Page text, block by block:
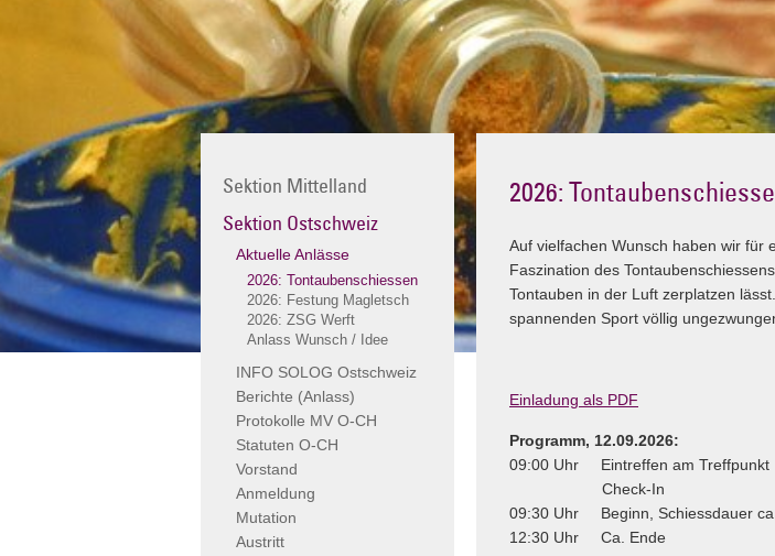
Sektion Mittelland
Sektion Ostschweiz
Aktuelle Anlässe
2026: Tontaubenschiessen
2026: Festung Magletsch
2026: ZSG Werft
Anlass Wunsch / Idee
INFO SOLOG Ostschweiz
Berichte (Anlass)
Protokolle MV O-CH
Statuten O-CH
Vorstand
Anmeldung
Mutation
Austritt
2026:
Auf vielfachen Wunsch haben wir für
Faszination des
Tontauben in der Luft zerplatzen
spannenden Sport völlig
Einladung als PDF
Programm, 12.09.2026:
09:00 Uhr Eintreffen am Treffpunkt
Check-In
09:30 Uhr Beginn, Schiessdauer ca
12:30 Uhr Ca. Ende